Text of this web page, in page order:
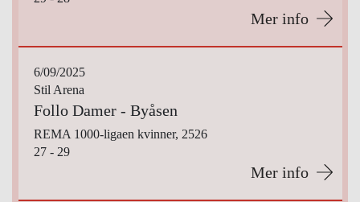
Mer info
6/09/2025
Stil Arena
Follo Damer - Byåsen
REMA 1000-ligaen kvinner, 2526
27 - 29
Mer info